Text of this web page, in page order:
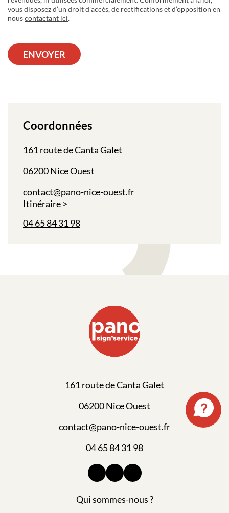
vous disposez d’un droit d’accès, de rectifications et d’opposition en
nouscontactant ici.
ENVOYER
Coordonnées
161 route de Canta Galet
06200 Nice Ouest
contact@pano-nice-ouest.fr
Itinéraire
04 65 84 31 98
161 route de Canta Galet
06200 Nice Ouest
contact@pano-nice-ouest.fr
04 65 84 31 98
Qui sommes-nous ?